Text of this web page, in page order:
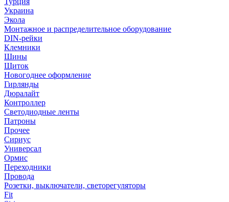
Украина
Экола
Монтажное и распределительное оборудование
DIN-рейки
Клемники
Шины
Щиток
Новогоднее оформление
Гирлянды
Дюралайт
Контроллер
Светодиодные ленты
Патроны
Прочее
Сириус
Универсал
Ормис
Переходники
Провода
Розетки, выключатели, светорегуляторы
Fit